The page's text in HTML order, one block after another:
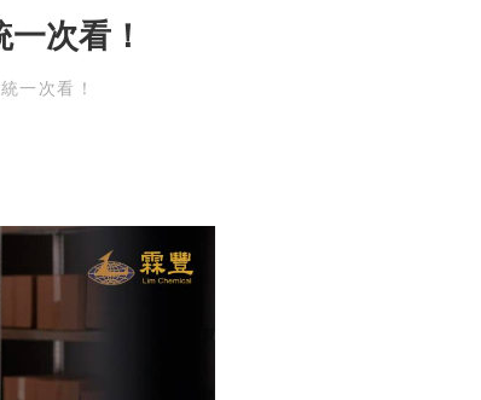
次看！
一次看！